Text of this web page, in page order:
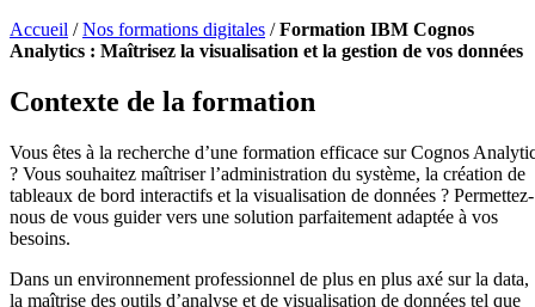
Accueil /Nos formations digitales /Formation IBM Cognos
Analytics : Maîtrisez la visualisation et la gestion de vos données
Contexte de la formation
Vous êtes à la recherche d’une formation efficace sur Cognos
? Vous souhaitez maîtriser l’administration du système, la création de
tableaux de bord interactifs et la visualisation de données ? Permettez-
nous de vous guider vers une solution parfaitement adaptée à vos
besoins.
Dans un environnement professionnel de plus en plus axé sur la data,
la maîtrise des outils d’analyse et de visualisation de données tel que